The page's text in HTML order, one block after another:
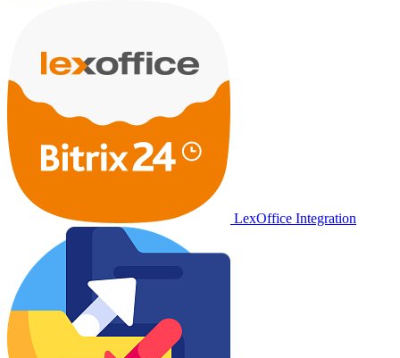
LexOffice Integration